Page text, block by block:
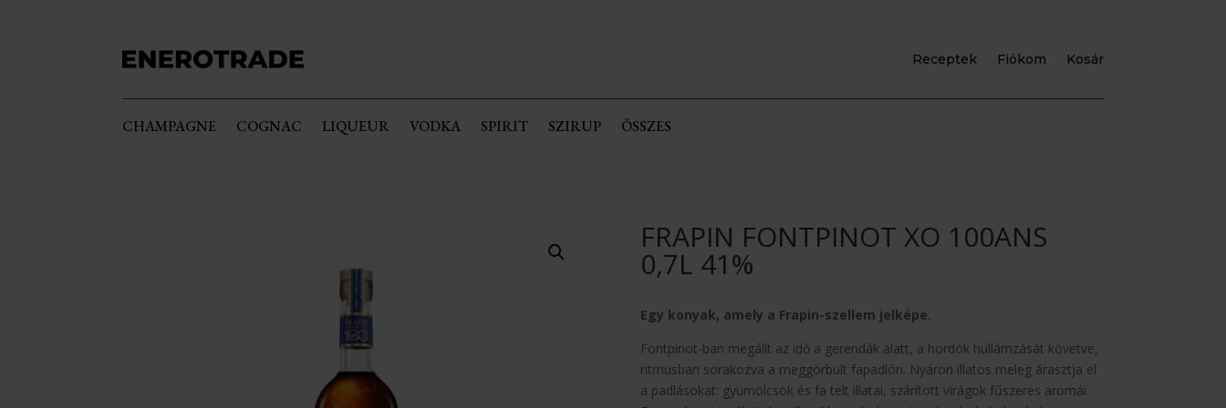
Receptek Fiókom Kosár
CHAMPAGNE COGNAC LIQUEUR VODKA SPIRIT SZIRUP ÖSSZES
FRAPIN FONTPINOT XO 100ANS
0,7L 41%
Egy konyak, amely a Frapin-szellem jelképe.
Fontpinot-ban megállt az idő a gerendák alatt, a hordók hullámzását követve,
ritmusban sorakozva a meggörbült fapadlón. Nyáron illatos meleg árasztja el
a padlásokat: gyümölcsök és fa telt illatai, szárított virágok fűszeres aromái.